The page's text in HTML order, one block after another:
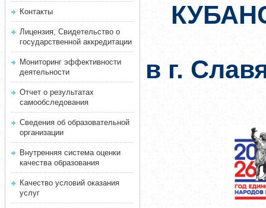
Контакты
Лицензия, Свидетельство о
государственной аккредитации
Мониторинг эффективности
деятельности
Отчет о результатах
самообследования
Сведения об образовательной
организации
Внутренняя система оценки
качества образования
Качество условий оказания
услуг
в г.